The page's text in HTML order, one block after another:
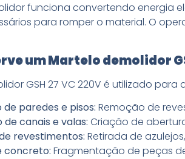
funciona convertendo energia
para romper o material. O
um Martelo demolidor
GSH 27 VC 220V é utilizado
de paredes e pisos: Remoção de
de canais e valas: Criação de
revestimentos: Retirada de
concreto: Fragmentação de peças